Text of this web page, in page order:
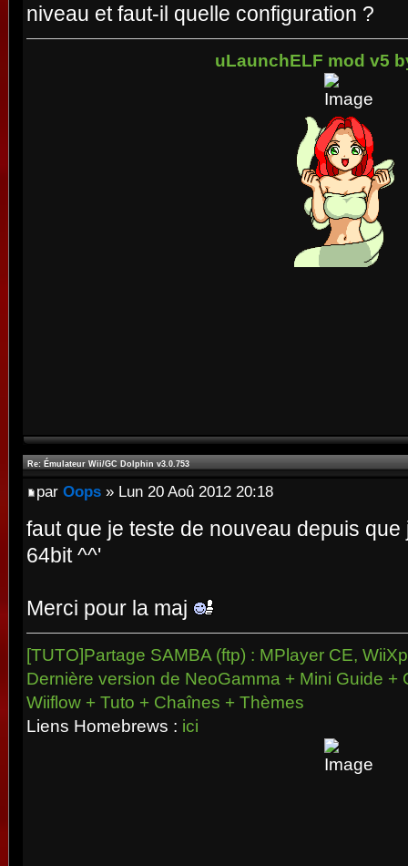
niveau et faut-il quelle configuration ?
uLaunchELF mod v5
Re: Émulateur Wii/GC Dolphin v3.0.753
par Oops » Lun 20 Aoû 2012 20:18
faut que je teste de nouveau depuis
64bit ^^'
Merci pour la maj
[TUTO]Partage SAMBA (ftp) : MPlayer CE,
Dernière version de NeoGamma + Mini Guide +
Wiiflow + Tuto + Chaînes + Thèmes
Liens Homebrews : ici